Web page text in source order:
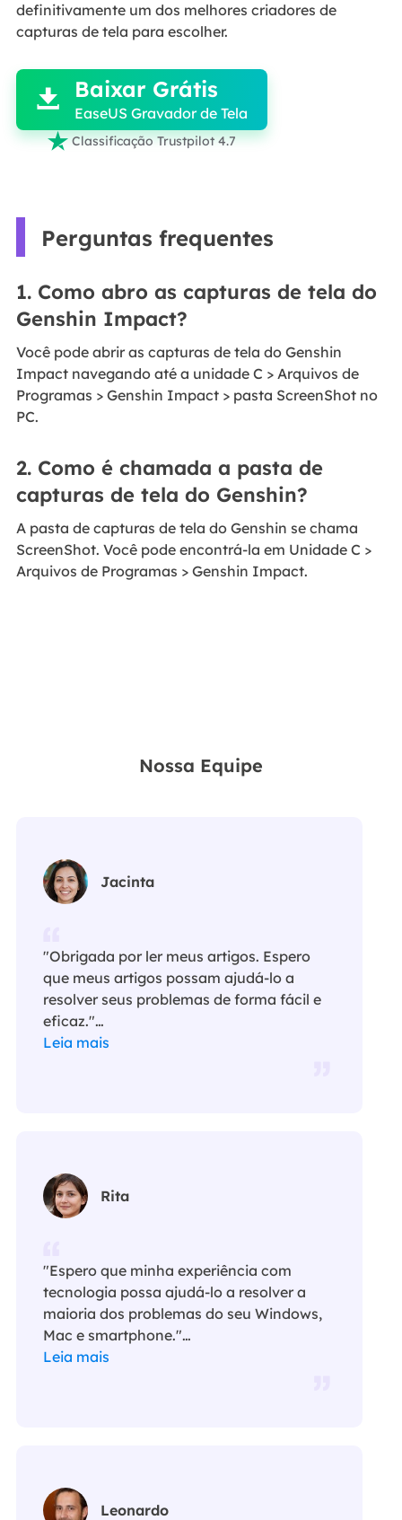
definitivamente um dos melhores criadores de
capturas de tela para escolher.

 Baixar Grátis
EaseUS Gravador de Tela
 Classificação Trustpilot 4.7
Perguntas frequentes
1. Como abro as capturas de tela do
Genshin Impact?
Você pode abrir as capturas de tela do Genshin
Impact navegando até a unidade C > Arquivos de
Programas > Genshin Impact > pasta ScreenShot no
PC.
2. Como é chamada a pasta de
capturas de tela do Genshin?
A pasta de capturas de tela do Genshin se chama
ScreenShot. Você pode encontrá-la em Unidade C >
Arquivos de Programas > Genshin Impact.
Nossa Equipe
Jacinta
"Obrigada por ler meus artigos. Espero
que meus artigos possam ajudá-lo a
resolver seus problemas de forma fácil e
eficaz."…
Leia mais
Rita
"Espero que minha experiência com
tecnologia possa ajudá-lo a resolver a
maioria dos problemas do seu Windows,
Mac e smartphone."…
Leia mais
Leonardo